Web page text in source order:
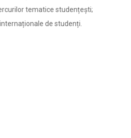
tematice studențești;
de studenți.